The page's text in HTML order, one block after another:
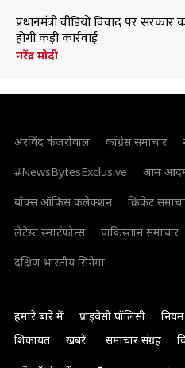
प्रधानमंत्री वीडियो विवाद पर
होगी कड़ी कार्रवाई
नरेंद्र मोदी
अरविंद केजरीवाल कांग्रेस समाचार
#NewsBytesExclusive
आम आदमी
बॉक्स ऑफिस कलेक्शन
क्रिकेट
लेटेस्ट स्मार्टफोन्स
पाकिस्तान समाचार
दक्षिण भारतीय सिनेमा
हमारे बारे में प्राइवेसी पॉलिसी नियम
शिकायत
खबरें समाचार संग्रह